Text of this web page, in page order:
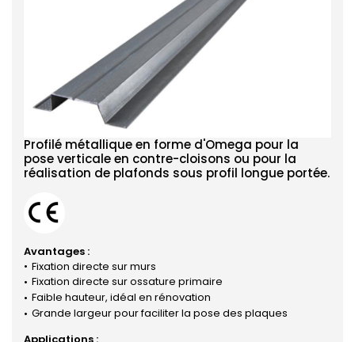
Profilé métallique en forme d'Omega pour la
pose verticale en contre-cloisons ou pour la
réalisation de plafonds sous profil longue portée.
Avantages :
Fixation directe sur murs
Fixation directe sur ossature primaire
Faible hauteur, idéal en rénovation
Grande largeur pour faciliter la pose des plaques